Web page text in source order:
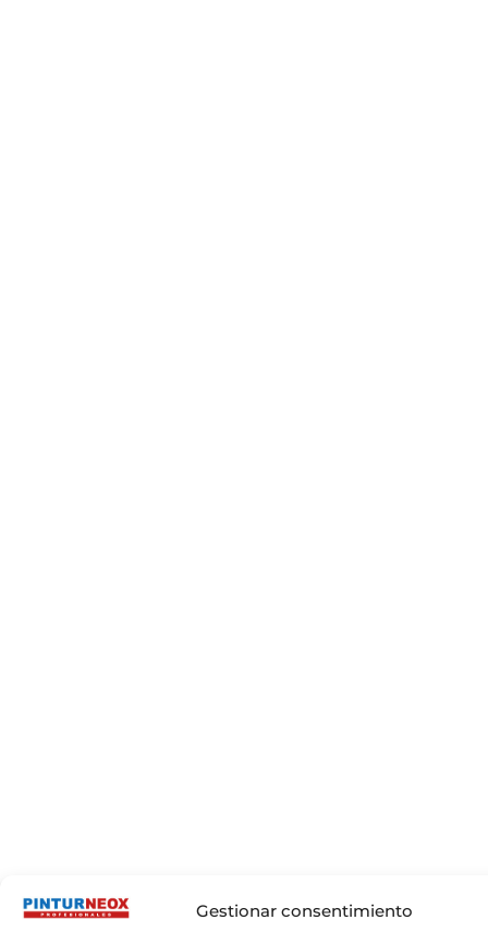
Gestionar consentimiento